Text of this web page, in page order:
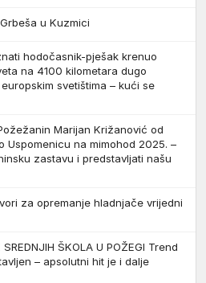
u Kuzmici
hodočasnik-pješak krenuo
na 4100 kilometara dugo
svetištima – kući se
Marijan Križanović od
Uspomenicu na mimohod 2025. –
zastavu i predstavljati našu
za opremanje hladnjače vrijedni
SREDNJIH ŠKOLA U POŽEGI Trend
– apsolutni hit je i dalje